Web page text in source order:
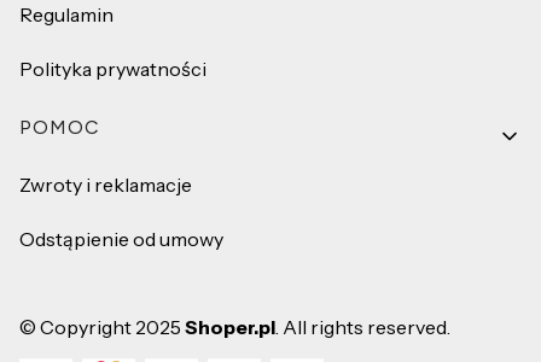
Regulamin
Polityka prywatności
POMOC
Zwroty i reklamacje
Odstąpienie od umowy
© Copyright 2025 Shoper.pl . All rights reserved.